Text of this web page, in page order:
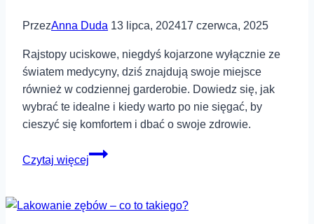
PrzezAnna Duda 13 lipca, 202417 czerwca, 2025
Rajstopy uciskowe, niegdyś kojarzone wyłącznie ze
światem medycyny, dziś znajdują swoje miejsce
również w codziennej garderobie. Dowiedz się, jak
wybrać te idealne i kiedy warto po nie sięgać, by
cieszyć się komfortem i dbać o swoje zdrowie.
Czytaj więcej
Rajstopy
zastosowanie